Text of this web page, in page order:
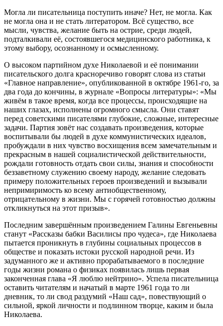
Могла ли писательница поступить иначе? Нет, не могла. Как
не могла она и не стать литератором. Всё существо, все
мысли, чувства, желание быть на острие, среди людей,
подталкивали её, состоявшегося медицинского работника, к
этому выбору, осознанному и осмысленному.
О высоком партийном духе Николаевой и её понимании
писательского долга красноречиво говорят слова из статьи
«Главное направление», опубликованной в октябре 1961-го, за
два года до кончины, в журнале «Вопросы литературы»: «Мы
живём в такое время, когда все процессы, происходящие на
наших глазах, исполнены огромного смысла. Они ставят
перед советскими писателями глубокие, сложные, интересные
задачи. Партия зовёт нас создавать произведения, которые
воспитывали бы людей в духе коммунистических идеалов,
пробуждали в них чувство восхищения всем замечательным и
прекрасным в нашей социалистической действительности,
рождали готовность отдать свои силы, знания и способности
беззаветному служению своему народу, желание следовать
примеру положительных героев произведений и вызывали
непримиримость ко всему антиобщественному,
отрицательному в жизни. Мы с горячей готовностью должны
откликнуться на этот призыв».
Последним завершённым произведением Галины Евгеньевны
станут «Рассказы бабки Василисы про чудеса», где Николаева
пытается проникнуть в глубины социальных процессов в
обществе и показать истоки русской народной речи. Из
задуманного же и активно прорабатываемого в последние
годы жизни романа о физиках появилась лишь первая
законченная глава «Я люблю нейтрино». Успела писательница
оставить читателям и начатый в марте 1961 года то ли
дневник, то ли свод раздумий «Наш сад», повествующий о
сильной, яркой личности и подлинном творце, каким и была
Николаева.